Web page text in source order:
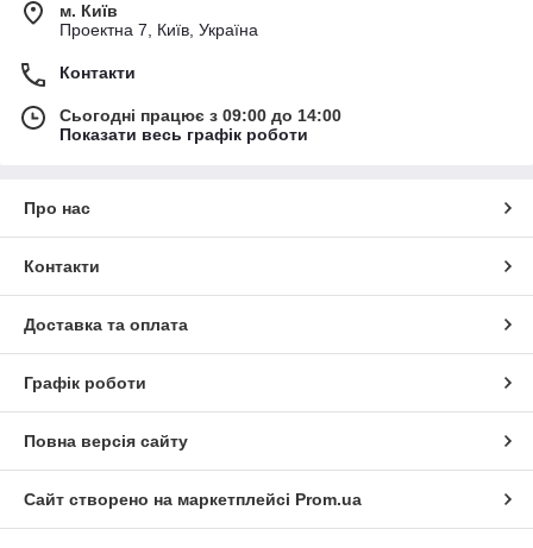
м. Київ
Проектна 7, Київ, Україна
Контакти
Сьогодні працює з 09:00 до 14:00
Показати весь графік роботи
Про нас
Контакти
Доставка та оплата
Графік роботи
Повна версія сайту
Сайт створено на маркетплейсі Prom.ua